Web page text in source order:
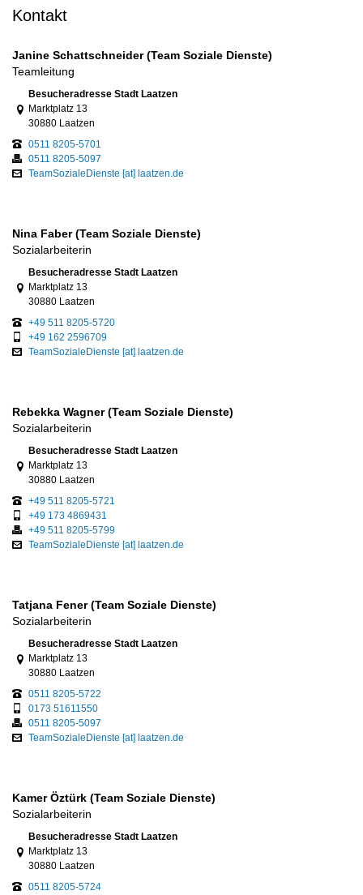
Kontakt
Janine Schattschneider (Team Soziale Dienste)
Teamleitung
Link zur Google-Maps Navigation
Besucheradresse Stadt Laatzen
Marktplatz 13
30880 Laatzen
0511 8205-5701
0511 8205-5097
TeamSozialeDienste [at] laatzen.de
Nina Faber (Team Soziale Dienste)
Sozialarbeiterin
Link zur Google-Maps Navigation
Besucheradresse Stadt Laatzen
Marktplatz 13
30880 Laatzen
+49 511 8205-5720
+49 162 2596709
TeamSozialeDienste [at] laatzen.de
Rebekka Wagner (Team Soziale Dienste)
Sozialarbeiterin
Link zur Google-Maps Navigation
Besucheradresse Stadt Laatzen
Marktplatz 13
30880 Laatzen
+49 511 8205-5721
+49 173 4869431
+49 511 8205-5799
TeamSozialeDienste [at] laatzen.de
Tatjana Fener (Team Soziale Dienste)
Sozialarbeiterin
Link zur Google-Maps Navigation
Besucheradresse Stadt Laatzen
Marktplatz 13
30880 Laatzen
0511 8205-5722
0173 51611550
0511 8205-5097
TeamSozialeDienste [at] laatzen.de
Kamer Öztürk (Team Soziale Dienste)
Sozialarbeiterin
Link zur Google-Maps Navigation
Besucheradresse Stadt Laatzen
Marktplatz 13
30880 Laatzen
0511 8205-5724